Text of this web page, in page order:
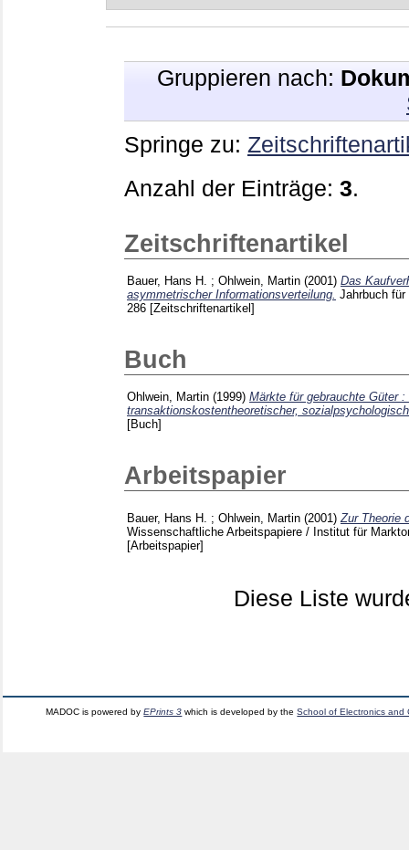
Gruppieren nach:
Springe zu:
Anzahl der Einträge: 3.
Zeitschriftenartikel
Bauer, Hans H. ; Ohlwein, Martin (2001) Das
asymmetrischer Informationsverteilung. Jahrbuch
286 [Zeitschriftenartikel]
Buch
Ohlwein, Martin (1999) Märkte für gebrauchte Güter
transaktionskostentheoretischer,
[Buch]
Arbeitspapier
Bauer, Hans H. ; Ohlwein, Martin (2001)Zur Theorie
Wissenschaftliche Arbeitspapiere / Institut für
[Arbeitspapier]
Diese Liste
MADOC is powered byEPrints 3 which is developed by theSchool of Electronics and